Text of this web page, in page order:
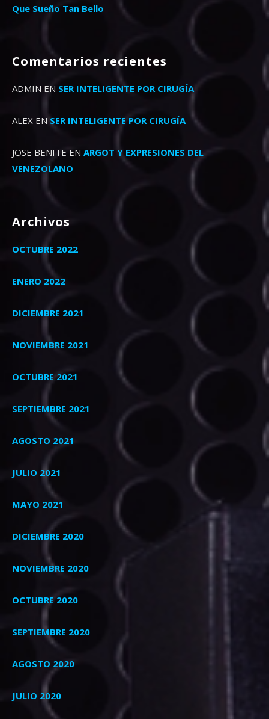
Que Sueño Tan Bello
Comentarios recientes
ADMIN EN SER INTELIGENTE POR CIRUGÍA
ALEX EN SER INTELIGENTE POR CIRUGÍA
JOSE BENITE EN ARGOT Y EXPRESIONES DEL
VENEZOLANO
Archivos
OCTUBRE 2022
ENERO 2022
DICIEMBRE 2021
NOVIEMBRE 2021
OCTUBRE 2021
SEPTIEMBRE 2021
AGOSTO 2021
JULIO 2021
MAYO 2021
DICIEMBRE 2020
NOVIEMBRE 2020
OCTUBRE 2020
SEPTIEMBRE 2020
AGOSTO 2020
JULIO 2020